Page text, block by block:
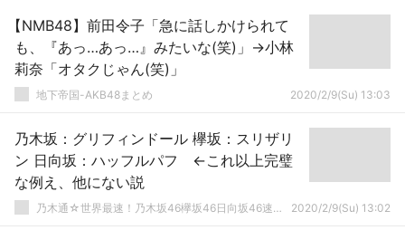
【NMB48】前田令子「急に話しかけられて
も、『あっ…あっ…』みたいな(笑)」→小林
莉奈「オタクじゃん(笑)」
地下帝国-AKB48まとめ 2020/2/9(Su) 13:03
乃木坂：グリフィンドール 欅坂：スリザリ
ン 日向坂：ハッフルパフ ←これ以上完璧
な例え、他にない説
乃木通☆世界最速！乃木坂46欅坂46日向坂46速報まとめ 2020/2/9(Su) 13:02